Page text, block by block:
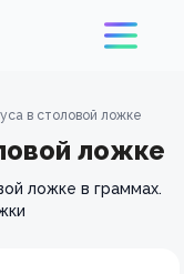
в столовой ложке
ложке
ложке в граммах.